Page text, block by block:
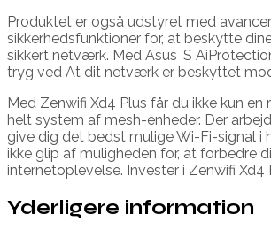
Produktet er også udstyret med
sikkerhedsfunktioner for, at beskytte
sikkert netværk. Med Asus ’S
tryg ved At dit netværk er beskyttet
Med Zenwifi Xd4 Plus får du ikke kun en
helt system af mesh-enheder. Der
give dig det bedst mulige Wi-Fi-signal i
ikke glip af muligheden for, at forbedre
internetoplevelse. Invester i Zenwifi Xd4
Yderligere information